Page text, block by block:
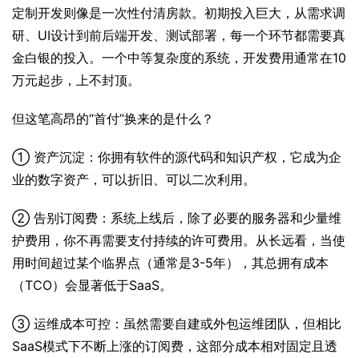
定制开发则像是一次性付清房款。初期投入巨大，从需求调
研、UI设计到前后端开发、测试部署，每一个环节都需要真
金白银的投入。一个中等复杂度的系统，开发费用通常在10
万元起步，上不封顶。
但这笔高昂的“首付”换来的是什么？
① 资产沉淀：你拥有软件的源代码和知识产权，它成为企
业的数字资产，可以折旧、可以二次利用。
② 告别订阅费：系统上线后，除了必要的服务器和少量维
护费用，你不再需要支付持续的许可费用。从长远看，当使
用时间超过某个临界点（通常是3-5年），其总拥有成本
（TCO）会显著低于SaaS。
③ 运维成本可控：虽然需要自建或外包运维团队，但相比
SaaS模式下不断上涨的订阅费，这部分成本相对固定且透